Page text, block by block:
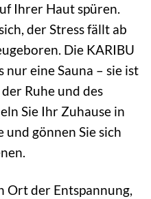
Ihrer Haut spüren.
der Stress fällt ab
Die KARIBU
nur eine Sauna – sie ist
Ruhe und des
Sie Ihr Zuhause in
und gönnen Sie sich
Ort der Entspannung,